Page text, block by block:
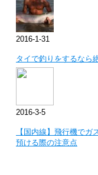
2016-1-31
タイで釣りをするなら
2016-3-5
【国内線】飛行機で
預ける際の注意点